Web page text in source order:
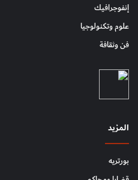
إنفوجرافيك
علوم وتكنولوجيا
فن وثقافة
المزيد
بورتريه